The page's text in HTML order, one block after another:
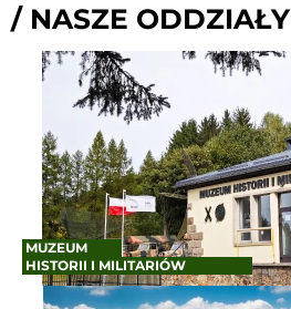
/ NASZE ODDZIAŁY
MUZEUM
HISTORII I MILITARIÓW